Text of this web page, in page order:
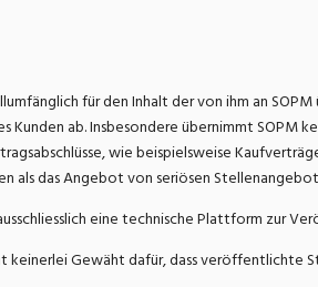
für den Inhalt der von ihm an
Kunden ab. Insbesondere übernimmt
wie beispielsweise
als das Angebot von seriösen
eine technische Plattform zur
keinerlei Gewäht dafür, dass veröffentlichte